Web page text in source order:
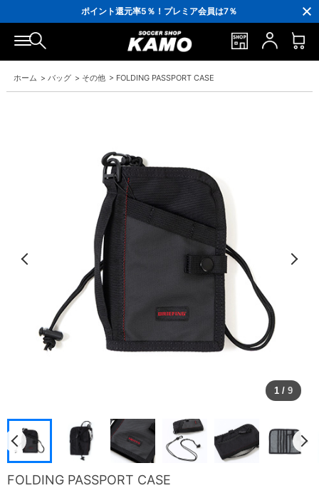
ポイント還元率5％！プレミア会員は7％
会員の方にはお誕生月に「10％OFFクーポン」プレゼント！
16,000円(税込)以上でシューズケースプレゼント！
3,300円(税込)以上で送料無料！
ホーム > バッグ > その他 > FOLDING PASSPORT CASE
1 / 9
FOLDING PASSPORT CASE